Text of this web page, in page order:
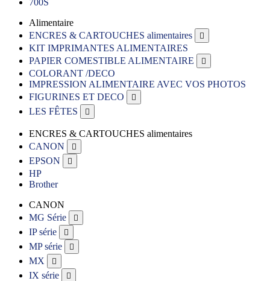
700S
Alimentaire
ENCRES & CARTOUCHES alimentaires

KIT IMPRIMANTES ALIMENTAIRES
PAPIER COMESTIBLE ALIMENTAIRE

COLORANT /DECO
IMPRESSION ALIMENTAIRE AVEC VOS PHOTOS
FIGURINES ET DECO

LES FÊTES 
ENCRES & CARTOUCHES alimentaires
CANON

EPSON 
HP
Brother
CANON
MG Série

IP série 
MP série 
MX 
IX série 